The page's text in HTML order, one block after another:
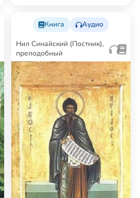
Книга Аудио
Нил Синайский (Постник),
преподобный